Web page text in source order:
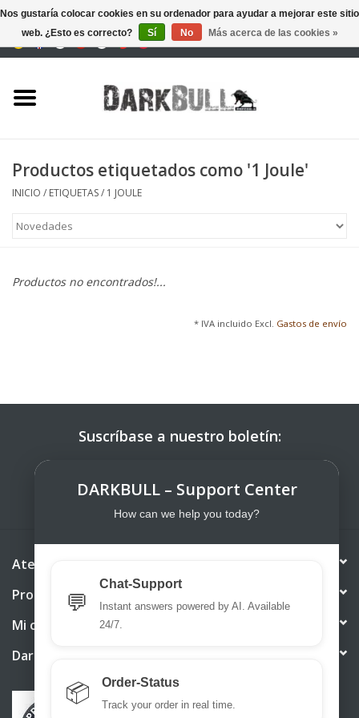
de tiro
equipo táctico
Óptica y Láseres
Marcas
Productos etiquetados como '1 Joule'
INICIO / ETIQUETAS/ 1 JOULE
Productos no encontrados!...
* IVA incluido Excl. Gastos de envío
Suscríbase a nuestro boletín:
Atención al cliente
Productos
Mi cuenta
DarkBull TrendStore
Nos gustaría colocar cookies en su ordenador para ayudar a mejorar este sitio
web. ¿Esto es correcto?
Sí No Más acerca de las cookies »
DARKBULL – Support Center
How can we help you today?
💬
Chat-Support
Instant answers powered by AI. Available
24/7.
📦 Order-Status
Track your order in real time.